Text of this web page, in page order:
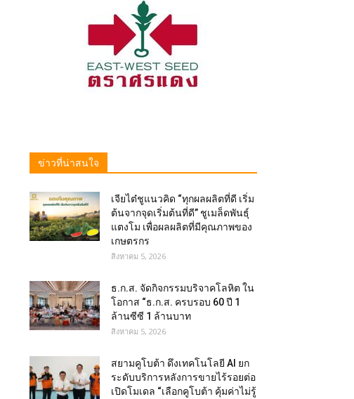
ข่าวที่น่าสนใจ
เจียไต๋ชูแนวคิด “ทุกผลผลิตที่ดี เริ่ม
ต้นจากจุดเริ่มต้นที่ดี” ชูเมล็ดพันธุ์
แตงโม เพื่อผลผลิตที่มีคุณภาพของ
เกษตรกร
สิงหาคม 5, 2026
ธ.ก.ส. จัดกิจกรรมบริจาคโลหิต ใน
โอกาส “ธ.ก.ส. ครบรอบ 60 ปี 1
ล้านซีซี 1 ล้านบาท
สิงหาคม 5, 2026
สยามคูโบต้า ดึงเทคโนโลยี AI ยก
ระดับบริการหลังการขายไร้รอยต่อ
เปิดโมเดล “เลือกคูโบต้า คุ้มค่าไม่รู้